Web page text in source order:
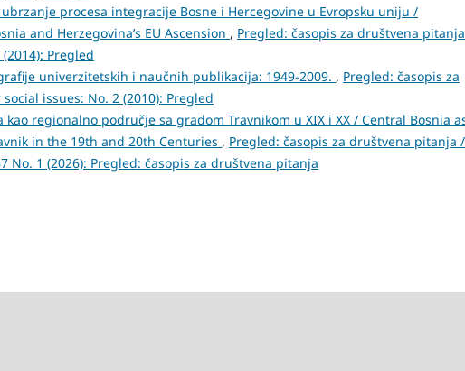
ubrzanje procesa integracije Bosne i Hercegovine u Evropsku uniju /
and Herzegovina’s EU Ascension , Pregled: časopis za društvena
Pregled
univerzitetskih i naučnih publikacija: 1949-2009. , Pregled: časopis za
issues: No. 2 (2010): Pregled
kao regionalno područje sa gradom Travnikom u XIX i XX / Central Bosnia
in the 19th and 20th Centuries , Pregled: časopis za društvena pitanja /
No. 1 (2026): Pregled: časopis za društvena pitanja